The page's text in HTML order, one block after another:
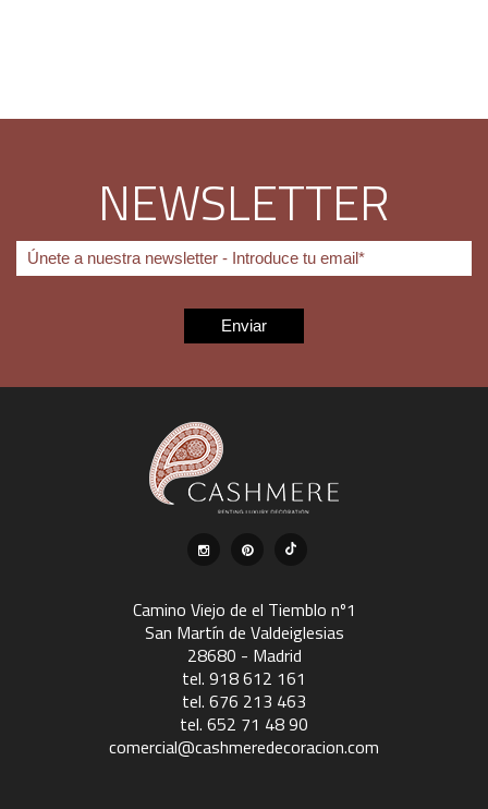
NEWSLETTER
Camino Viejo de el Tiemblo nº1
San Martín de Valdeiglesias
28680 - Madrid
tel. 918 612 161
tel. 676 213 463
tel. 652 71 48 90
comercial@cashmeredecoracion.com